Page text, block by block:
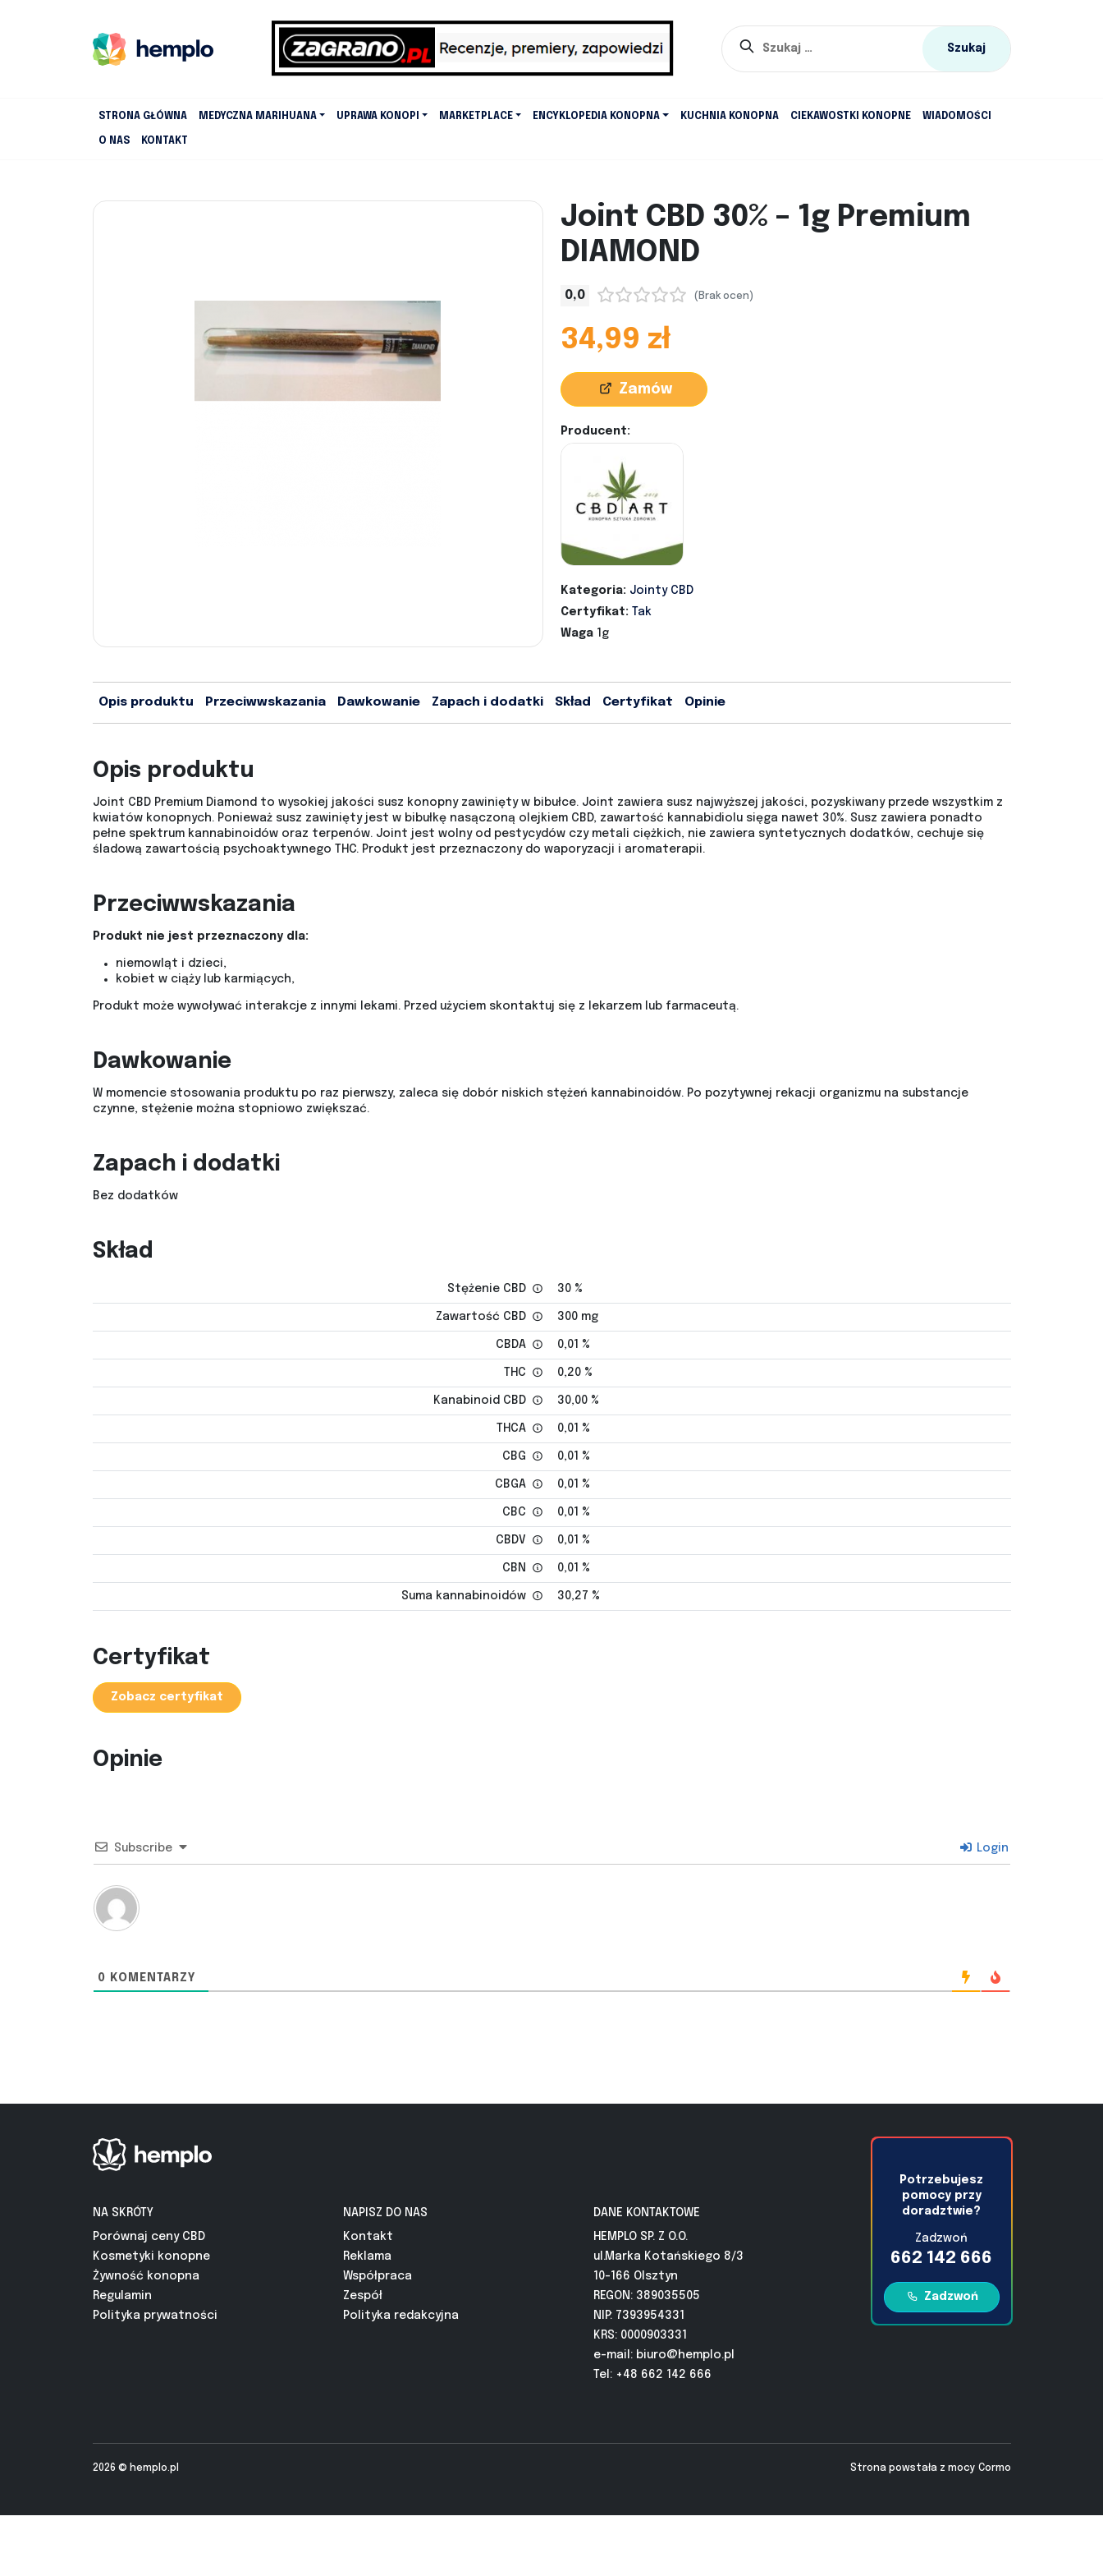
STRONA GŁÓWNA MEDYCZNA MARIHUANA UPRAWA KONOPI MARKETPLACE ENCYKLOPEDIA KONOPNA KUCHNIA KONOPNA CIEKAWOSTKI KONOPNE WIADOMOŚCI
O NAS KONTAKT
Joint CBD 30% – 1g Premium
DIAMOND
0,0 (Brak ocen)
34,99 zł
Zamów
Producent:
Kategoria: Jointy CBD
Certyfikat: Tak
Waga1g
Opis produktu Przeciwwskazania Dawkowanie Zapach i dodatki Skład Certyfikat Opinie
Opis produktu
Joint CBD Premium Diamond to wysokiej jakości susz konopny zawinięty w bibułce. Joint zawiera susz najwyższej jakości, pozyskiwany przede wszystkim z
kwiatów konopnych. Ponieważ susz zawinięty jest w bibułkę nasączoną olejkiem CBD, zawartość kannabidiolu sięga nawet 30%. Susz zawiera ponadto
pełne spektrum kannabinoidów oraz terpenów. Joint jest wolny od pestycydów czy metali ciężkich, nie zawiera syntetycznych dodatków, cechuje się
śladową zawartością psychoaktywnego THC. Produkt jest przeznaczony do waporyzacji i aromaterapii.
Przeciwwskazania
Produkt nie jest przeznaczony dla:
niemowląt i dzieci,
kobiet w ciąży lub karmiących,
Produkt może wywoływać interakcje z innymi lekami. Przed użyciem skontaktuj się z lekarzem lub farmaceutą.
Dawkowanie
W momencie stosowania produktu po raz pierwszy, zaleca się dobór niskich stężeń kannabinoidów. Po pozytywnej rekacji organizmu na substancje
czynne, stężenie można stopniowo zwiększać.
Zapach i dodatki
Bez dodatków
Skład
Stężenie CBD 30 %
Zawartość CBD 300 mg
CBDA 0,01 %
THC 0,20 %
Kanabinoid CBD 30,00 %
THCA 0,01 %
CBG 0,01 %
CBGA 0,01 %
CBC 0,01 %
CBDV 0,01 %
CBN 0,01 %
Suma kannabinoidów 30,27 %
Certyfikat
Zobacz certyfikat
Opinie
Subscribe Login
0 KOMENTARZY
NA SKRÓTY
Porównaj ceny CBD
Kosmetyki konopne
Żywność konopna
Regulamin
Polityka prywatności
NAPISZ DO NAS
Kontakt
Reklama
Współpraca
Zespół
Polityka redakcyjna
DANE KONTAKTOWE
HEMPLO SP. Z O.O.
ul.Marka Kotańskiego 8/3
10-166 Olsztyn
REGON: 389035505
NIP: 7393954331
KRS: 0000903331
e-mail: biuro@hemplo.pl
Tel: +48 662 142 666
Potrzebujesz
pomocy przy
doradztwie?
Zadzwoń
662 142 666
Zadzwoń
2026 © hemplo.pl Strona powstała z mocy Cormo